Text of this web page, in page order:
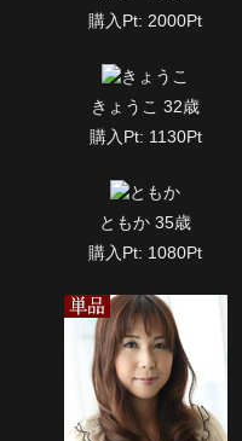
購入Pt: 2000Pt
きょうこ 32歳
購入Pt: 1130Pt
ともか 35歳
購入Pt: 1080Pt